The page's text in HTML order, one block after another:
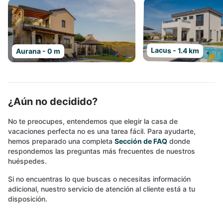
Aurana - 0 m Lacus - 1.4 km
¿Aún no decidido?
No te preocupes, entendemos que elegir la casa de
vacaciones perfecta no es una tarea fácil. Para ayudarte,
hemos preparado una completa Sección de FAQ donde
respondemos las preguntas más frecuentes de nuestros
huéspedes.
Si no encuentras lo que buscas o necesitas información
adicional, nuestro servicio de atención al cliente está a tu
disposición.